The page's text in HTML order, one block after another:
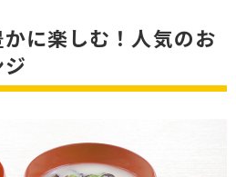
に楽しむ！人気のお